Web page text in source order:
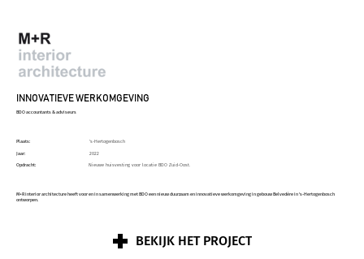
INNOVATIEVE WERKOMGEVING
BDO accountants & adviseurs
Plaats: 's-Hertogenbosch
Jaar: 2022
Opdracht: Nieuwe huisvesting voor locatie BDO Zuid-Oost.
M+R interior architecture heeft voor en in samenwerking met BDO een nieuw duurzaam en innovatieve werkomgeving in gebouw Belvedère in ‘s-Hertogenbosch
ontworpen.
BEKIJK HET PROJECT